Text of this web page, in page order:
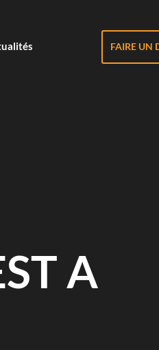
FAIRE UN
A